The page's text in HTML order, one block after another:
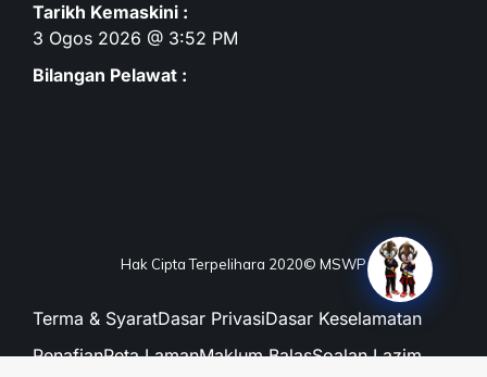
Tarikh Kemaskini :
3 Ogos 2026 @ 3:52 PM
Bilangan Pelawat :
Hak Cipta Terpelihara 2020© MSWP
Terma & SyaratDasar PrivasiDasar Keselamatan
PenafianPeta LamanMaklum BalasSoalan Lazim